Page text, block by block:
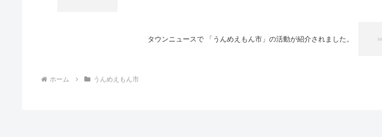
タウンニュースで 「うんめえもん市」の活動が紹介されました。
ホーム うんめえもん市